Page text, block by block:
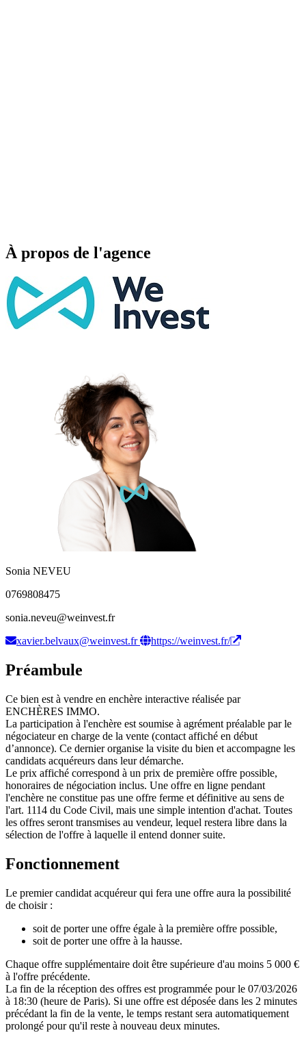
À propos de l'agence
Sonia NEVEU
0769808475
sonia.neveu@weinvest.fr
xavier.belvaux@weinvest.fr
https://weinvest.fr/
Préambule
Ce bien est à vendre en enchère interactive réalisée par
ENCHÈRES IMMO.
La participation à l'enchère est soumise à agrément préalable par le
négociateur en charge de la vente (contact affiché en début
d’annonce). Ce dernier organise la visite du bien et accompagne les
candidats acquéreurs dans leur démarche.
Le prix affiché correspond à un prix de première offre possible,
honoraires de négociation inclus. Une offre en ligne pendant
l'enchère ne constitue pas une offre ferme et définitive au sens de
l'art. 1114 du Code Civil, mais une simple intention d'achat. Toutes
les offres seront transmises au vendeur, lequel restera libre dans la
sélection de l'offre à laquelle il entend donner suite.
Fonctionnement
Le premier candidat acquéreur qui fera une offre aura la possibilité
de choisir :
soit de porter une offre égale à la première offre possible,
soit de porter une offre à la hausse.
Chaque offre supplémentaire doit être supérieure d'au moins 5 000 €
à l'offre précédente.
La fin de la réception des offres est programmée pour le 07/03/2026
à 18:30 (heure de Paris). Si une offre est déposée dans les 2 minutes
précédant la fin de la vente, le temps restant sera automatiquement
prolongé pour qu'il reste à nouveau deux minutes.